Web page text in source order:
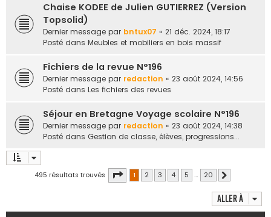
Chaise KODEE de Julien GUTIERREZ (Version
Topsolid)
Dernier message par bntux07 « 21 déc. 2024, 18:17
Posté dans Meubles et mobiliers en bois massif
Fichiers de la revue N°196
Dernier message par redaction « 23 août 2024, 14:56
Posté dans Les fichiers des revues
Séjour en Bretagne Voyage scolaire N°196
Dernier message par redaction « 23 août 2024, 14:38
Posté dans Gestion de classe, élèves, progressions...
495 résultats trouvés Page 1sur20
1 2 3 4 5 … 20
Aller à